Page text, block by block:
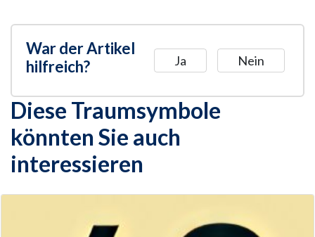
War der Artikel
hilfreich?
Ja Nein
Diese Traumsymbole
könnten Sie auch
interessieren